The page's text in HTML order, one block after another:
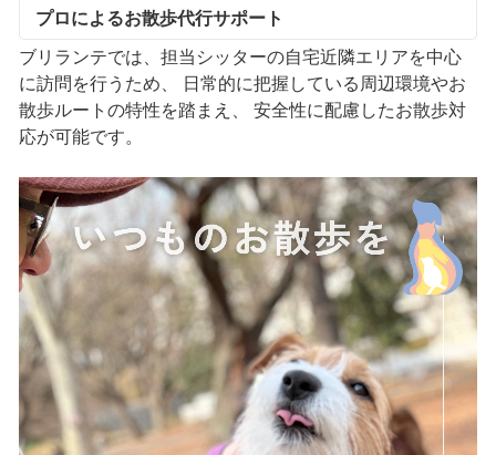
プロによるお散歩代行サポート
ブリランテでは、担当シッターの自宅近隣エリアを中心
に訪問を行うため、 日常的に把握している周辺環境やお
散歩ルートの特性を踏まえ、 安全性に配慮したお散歩対
応が可能です。